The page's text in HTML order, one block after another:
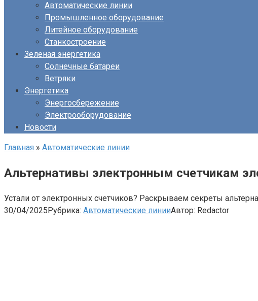
Автоматические линии
Промышленное оборудование
Литейное оборудование
Станкостроение
Зеленая энергетика
Солнечные батареи
Ветряки
Энергетика
Энергосбережение
Электрооборудование
Новости
Главная » Автоматические линии
Альтернативы электронным счетчикам
Устали от электронных счетчиков? Раскрываем секреты
30/04/2025Рубрика: Автоматические линииАвтор: Redactor